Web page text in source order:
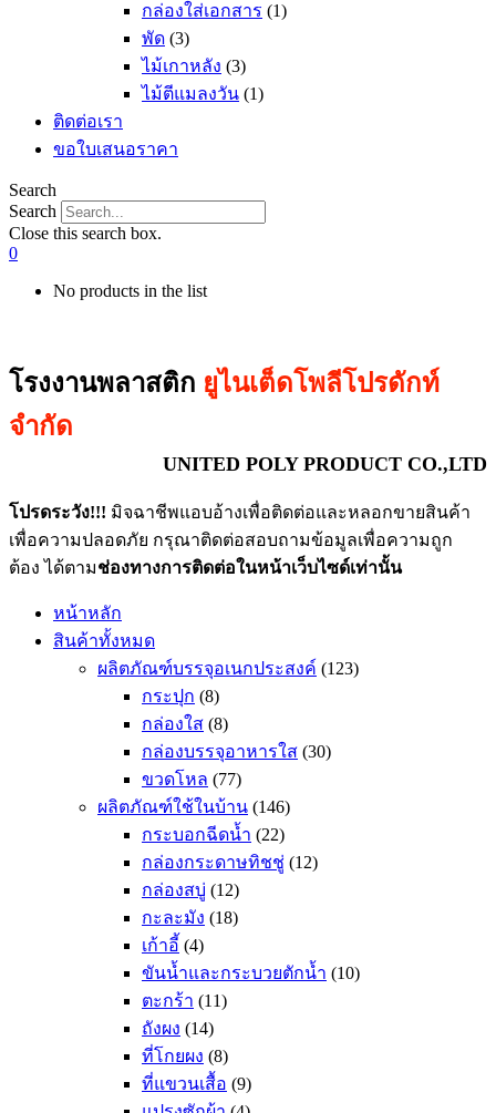
กล่องใส่เอกสาร (1)
พัด (3)
ไม้เกาหลัง (3)
ไม้ตีแมลงวัน (1)
ติดต่อเรา
ขอใบเสนอราคา
Search
Search
Close this search box.
0
No products in the list
โรงงานพลาสติก ยูไนเต็ดโพลีโปรดักท์
จำกัด
UNITED POLY PRODUCT CO.,LTD
โปรดระวัง!!! มิจฉาชีพแอบอ้างเพื่อติดต่อและหลอกขายสินค้า
เพื่อความปลอดภัย กรุณาติดต่อสอบถามข้อมูลเพื่อความถูก
ต้อง ได้ตามช่องทางการติดต่อในหน้าเว็บไซด์เท่านั้น
หน้าหลัก
สินค้าทั้งหมด
ผลิตภัณฑ์บรรจุอเนกประสงค์ (123)
กระปุก (8)
กล่องใส (8)
กล่องบรรจุอาหารใส (30)
ขวดโหล (77)
ผลิตภัณฑ์ใช้ในบ้าน (146)
กระบอกฉีดน้ำ (22)
กล่องกระดาษทิชชู่ (12)
กล่องสบู่ (12)
กะละมัง (18)
เก้าอี้ (4)
ขันน้ำและกระบวยตักน้ำ (10)
ตะกร้า (11)
ถังผง (14)
ที่โกยผง (8)
ที่แขวนเสื้อ (9)